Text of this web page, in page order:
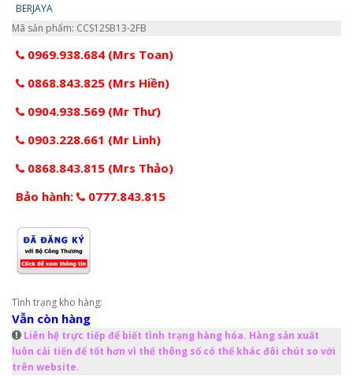
BERJAYA
Mã sản phẩm: CCS12SB13-2FB
0969.938.684 (Mrs Toan)
0868.843.825 (Mrs Hiền)
0904.938.569 (Mr Thư)
0903.228.661 (Mr Linh)
0868.843.815 (Mrs Thảo)
Bảo hành:
0777.843.815
Tình trạng kho hàng:
Vẫn còn hàng
Liên hệ trực tiếp để biết tình trạng hàng hóa. Hàng sản xuất
luôn cải tiến để tốt hơn vì thế thông số có thể khác đôi chút so với
trên website.